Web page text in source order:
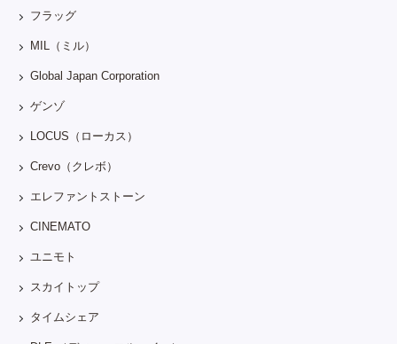
フラッグ
MIL（ミル）
Global Japan Corporation
ゲンゾ
LOCUS（ローカス）
Crevo（クレボ）
エレファントストーン
CINEMATO
ユニモト
スカイトップ
タイムシェア